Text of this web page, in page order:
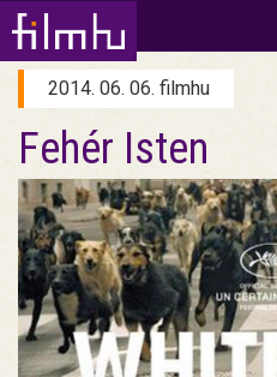
2014. 06. 06. filmhu
Fehér Isten